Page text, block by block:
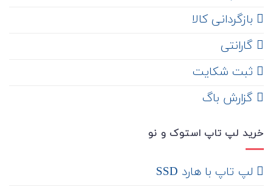
‌ بازگردانی کالا
گارانتی
ثبت شکایت
‌ گزارش باگ
خرید لپ تاپ استوک و نو
لپ تاپ با هارد SSD